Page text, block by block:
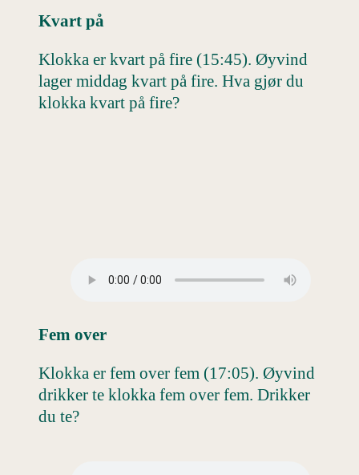
Kvart på
Klokka er kvart på fire (15:45). Øyvind
lager middag kvart på fire. Hva gjør du
klokka kvart på fire?
Fem over
Klokka er fem over fem (17:05). Øyvind
drikker te klokka fem over fem. Drikker
du te?